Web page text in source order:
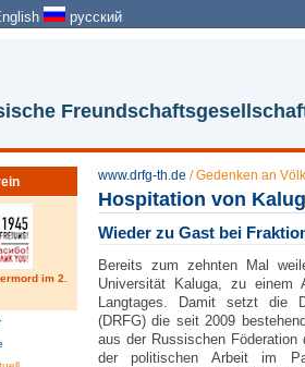
русский
im 2.
www.drfg-th.de /Gedenken an
Hospitation von
Wieder zu Gast bei
Bereits zum zehnten Mal
Universität Kaluga, zu einem
Langtages. Damit setzt die
(DRFG) die seit 2009
aus der Russischen Föderation
der politischen Arbeit im